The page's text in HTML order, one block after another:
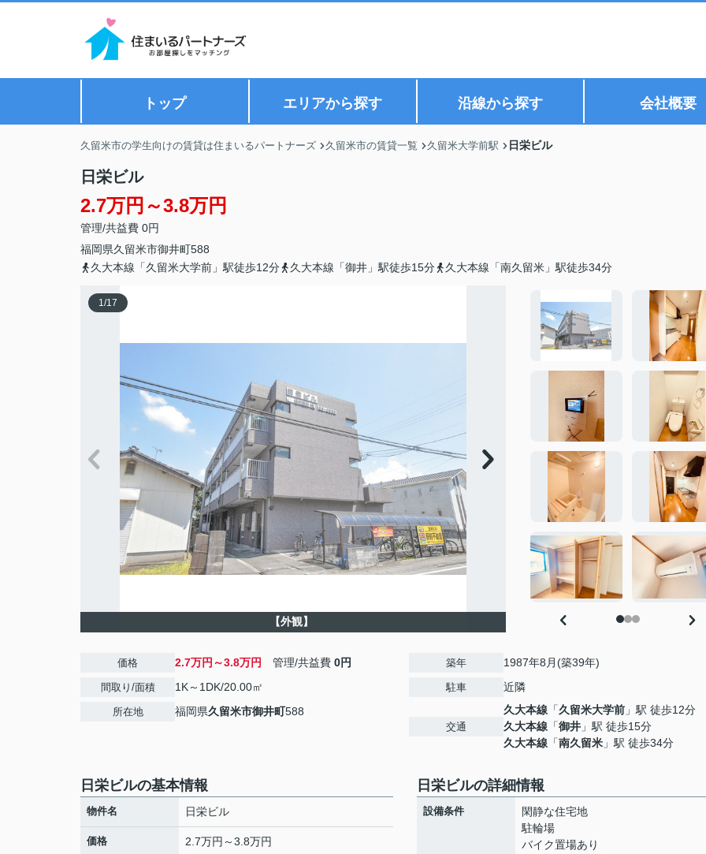
トップ エリアから探す 沿線から探す 会社概要
久留米市の学生向けの賃貸は住まいるパートナーズ 久留米市の賃貸一覧 久留米大学前駅 日栄ビル
日栄ビル
2.7万円～3.8万円
管理/共益費 0円
福岡県久留米市御井町588
久大本線「久留米大学前」駅徒歩12分
久大本線「御井」駅徒歩15分 久大本線「南久留米」駅徒歩34分
1/17
【外観】
価格 2.7万円～3.8万円 管理/共益費 0円
間取り/面積 1K～1DK/20.00㎡
所在地 福岡県久留米市御井町588
築年 1987年8月(築39年)
駐車 近隣
交通
久大本線 「久留米大学前 」駅 徒歩12分
久大本線 「御井 」駅 徒歩15分
久大本線 「南久留米 」駅 徒歩34分
日栄ビルの基本情報
物件名 日栄ビル
価格 2.7万円～3.8万円
日栄ビルの詳細情報
設備条件
閑静な住宅地
駐輪場
バイク置場あり